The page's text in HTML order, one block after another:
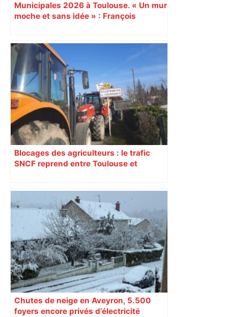
Municipales 2026 à Toulouse. « Un mur
moche et sans idée » : François
Augustins
Blocages des agriculteurs : le trafic
SNCF reprend entre Toulouse et
Chutes de neige en Aveyron, 5.500
foyers encore privés d’électricité